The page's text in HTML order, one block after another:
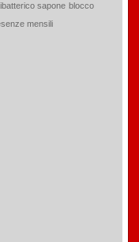
sapone blocco
mensili